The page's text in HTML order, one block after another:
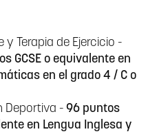
y Terapia de Ejercicio -
GCSE o equivalente en
en el grado 4 / C o
Deportiva - 96 puntos
en Lengua Inglesa y